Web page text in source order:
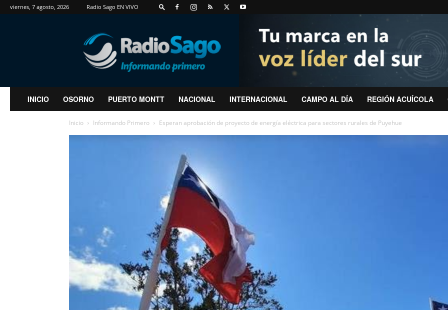
viernes, 7 agosto, 2026 Radio Sago EN VIVO
RadioSago
INICIO OSORNO PUERTO MONTT NACIONAL INTERNACIONAL CAMPO AL DÍA REGIÓN ACUÍCOLA
Inicio Informando Primero Esperan aprobación de proyecto de energía eléctrica para sectores rurales de Puyehue